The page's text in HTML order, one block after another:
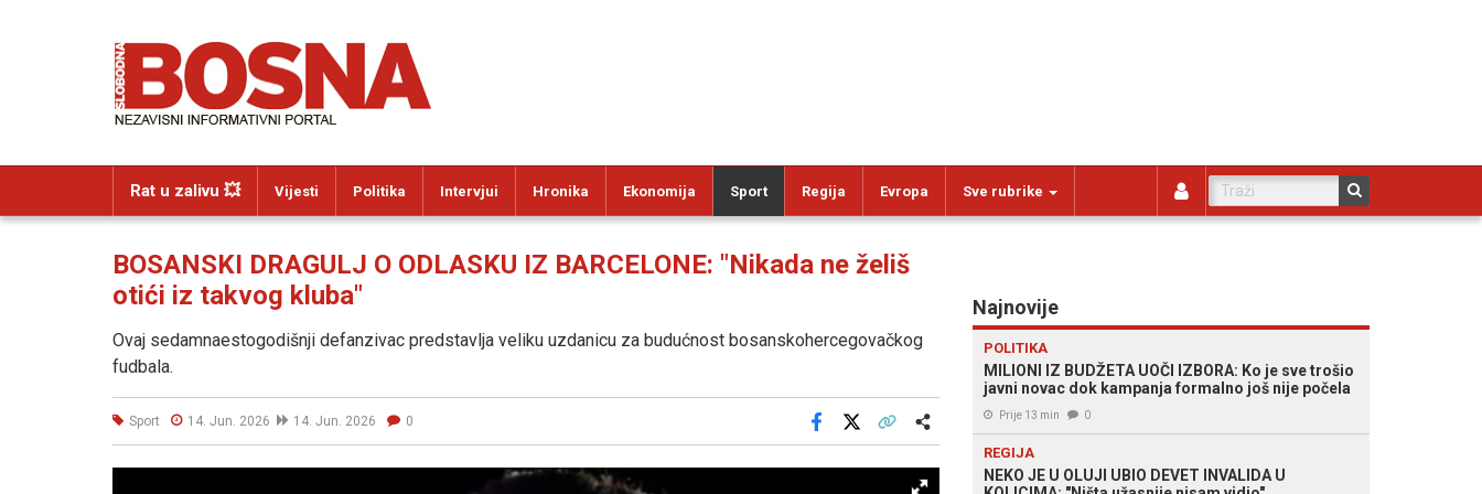
Rat u zalivu 💥 Vijesti Politika Intervjui Hronika Ekonomija Sport Regija Evropa Sve rubrike
BOSANSKI DRAGULJ O ODLASKU IZ BARCELONE: "Nikada ne želiš
otići iz takvog kluba"
Ovaj sedamnaestogodišnji defanzivac predstavlja veliku uzdanicu za budućnost bosanskohercegovačkog
fudbala.
Sport 14. Jun. 2026 14. Jun. 2026 0
Facebook
Najnovije
POLITIKA
MILIONI IZ BUDŽETA UOČI IZBORA: Ko je sve trošio
javni novac dok kampanja formalno još nije počela
Prije 13 min 0
REGIJA
NEKO JE U OLUJI UBIO DEVET INVALIDA U